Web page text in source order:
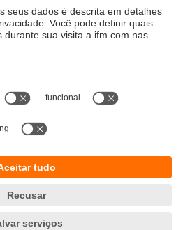
em tempo real
IIoT para quem
instalações, a qualquer